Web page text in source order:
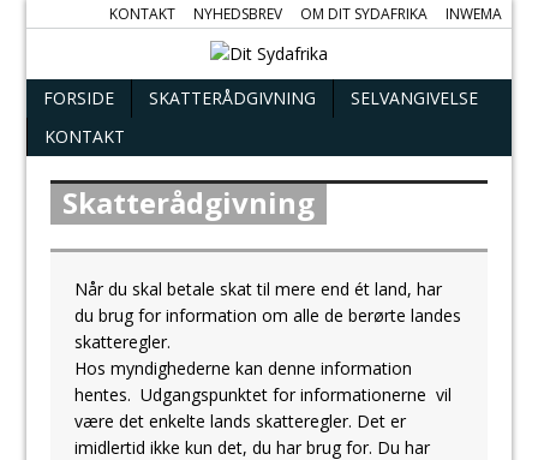
KONTAKT NYHEDSBREV OM DIT SYDAFRIKA INWEMA
FORSIDE SKATTERÅDGIVNING
SELVANGIVELSE
KONTAKT
Skatterådgivning
Når du skal betale skat til mere end ét land, har
du brug for information om alle de berørte landes
skatteregler.
Hos myndighederne kan denne information
hentes. Udgangspunktet for informationerne vil
være det enkelte lands skatteregler. Det er
imidlertid ikke kun det, du har brug for. Du har